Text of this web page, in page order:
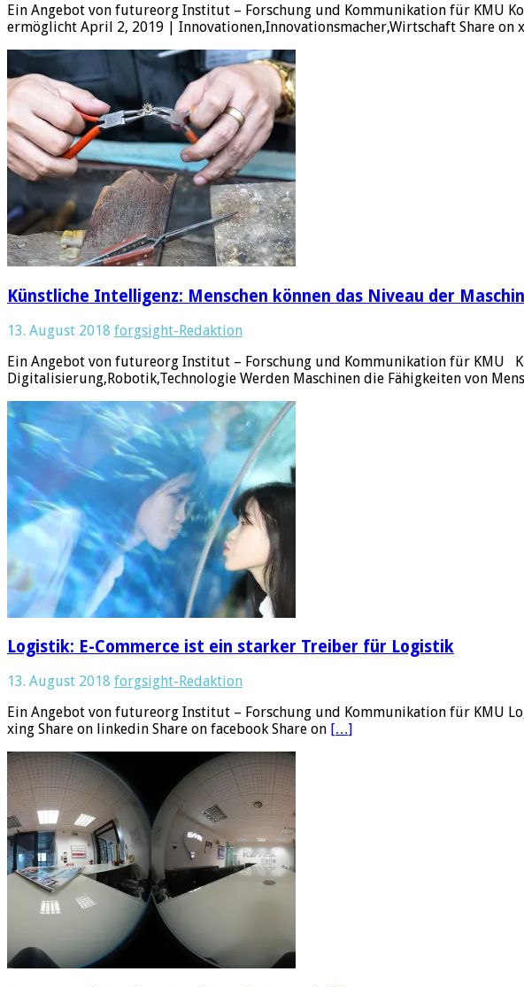
Ein Angebot von futureorg Institut – Forschung und Kommunikation für KMU
ermöglicht April 2, 2019 | Innovationen,Innovationsmacher,Wirtschaft Share on
Künstliche Intelligenz: Menschen können das Niveau der
13. August 2018 forgsight-Redaktion
Ein Angebot von futureorg Institut – Forschung und Kommunikation für KMU
Digitalisierung,Robotik,Technologie Werden Maschinen die Fähigkeiten von
Logistik: E-Commerce ist ein starker Treiber für Logistik
13. August 2018 forgsight-Redaktion
Ein Angebot von futureorg Institut – Forschung und Kommunikation für KMU
xing Share on linkedin Share on facebook Share on […]